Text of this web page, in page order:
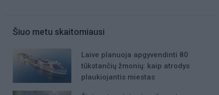
Šiuo metu skaitomiausi
Laive planuoja apgyvendinti 80
tūkstančių žmonių: kaip atrodys
plaukiojantis miestas